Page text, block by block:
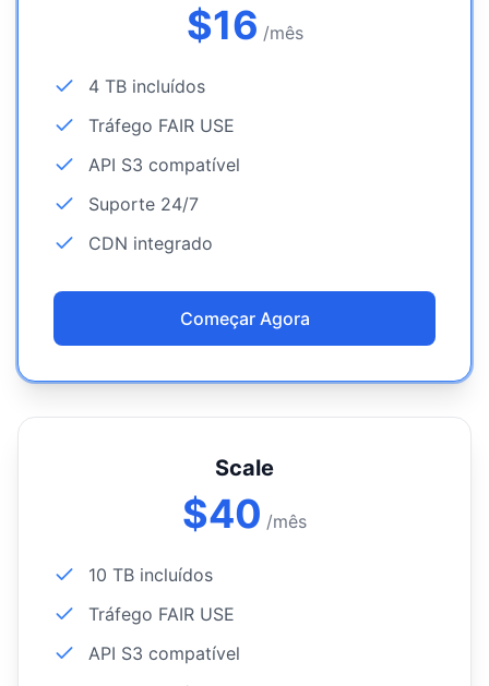
$16 /mês
4 TB incluídos
Tráfego FAIR USE
API S3 compatível
Suporte 24/7
CDN integrado
Começar Agora
Scale
$40 /mês
10 TB incluídos
Tráfego FAIR USE
API S3 compatível